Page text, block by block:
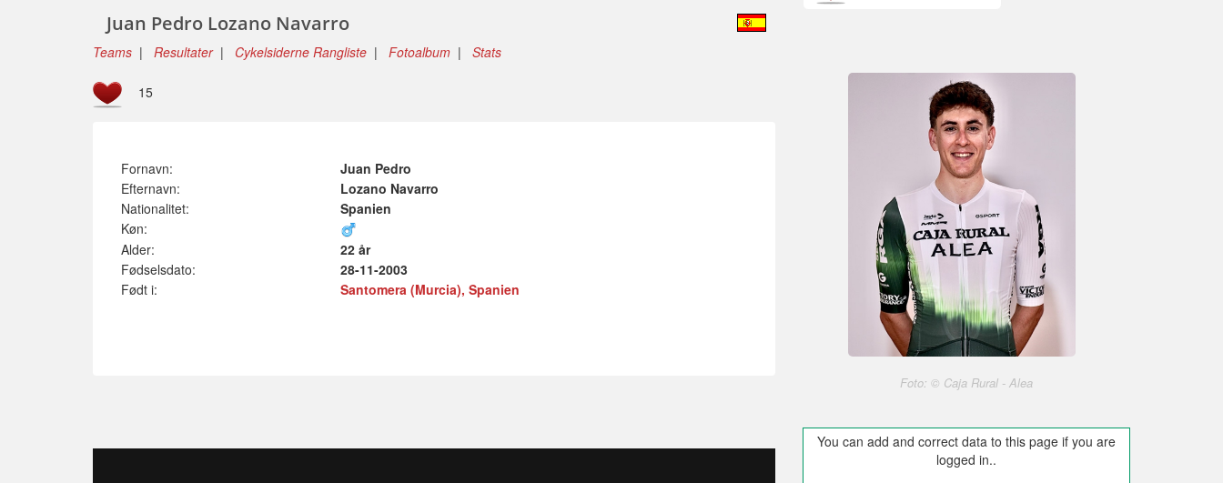
Juan Pedro Lozano Navarro
Teams | Resultater| Cykelsiderne Rangliste | Fotoalbum | Stats
15
Fornavn:
Juan Pedro
Efternavn:
Lozano Navarro
Nationalitet:
Spanien
Køn:
Alder:
22 år
Fødselsdato:
28-11-2003
Født i:
Santomera (Murcia), Spanien
Foto: © Caja Rural - Alea
You can add and correct data to this page if you are
logged in..